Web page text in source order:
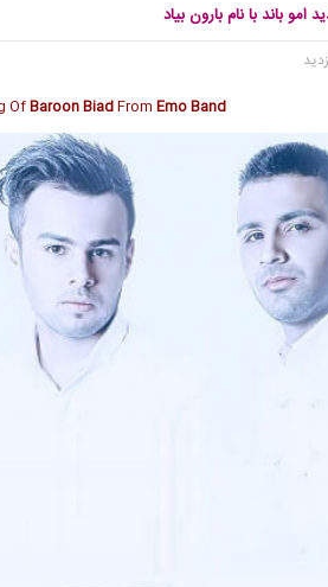
امو باند با نام بارون بیاد
OfBaroon BiadFromEmo Band